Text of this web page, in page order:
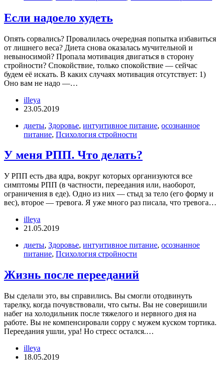
Если надоело худеть
Опять сорвались? Провалилась очередная попытка избавиться
от лишнего веса? Диета снова оказалась мучительной и
невыносимой? Пропала мотивация двигаться в сторону
стройности? Спокойствие, только спокойствие — сейчас
будем её искать. В каких случаях мотивация отсутствует: 1)
Оно вам не надо —…
illeya
23.05.2019
диеты, Здоровье, интуитивное питание, осознанное
питание, Психология стройности
У меня РПП. Что делать?
У РПП есть два ядра, вокруг которых организуются все
симптомы РПП (в частности, переедания или, наоборот,
ограничения в еде). Одно из них — стыд за тело (его форму и
вес), второе — тревога. Я уже много раз писала, что тревога…
illeya
21.05.2019
диеты, Здоровье, интуитивное питание, осознанное
питание, Психология стройности
Жизнь после перееданий
Вы сделали это, вы справились. Вы смогли отодвинуть
тарелку, когда почувствовали, что сыты. Вы не соверишили
набег на холодильник после тяжелого и нервного дня на
работе. Вы не компенсировали сорру с мужем куском тортика.
Переедания ушли, ура! Но стресс остался.…
illeya
18.05.2019